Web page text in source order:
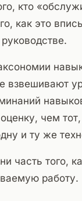
кто
как это
взвешивают
чем
и ту же
часть того,
работу.